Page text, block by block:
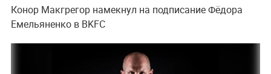
Конор Макгрегор намекнул на подписание Фёдора
Емельяненко в BKFC